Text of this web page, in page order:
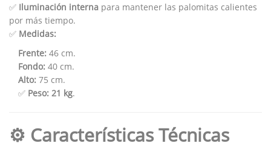
✅ Iluminación interna para mantener las palomitas calientes
por más tiempo.
✅ Medidas:
Frente: 46 cm.
Fondo: 40 cm.
Alto: 75 cm.
✅ Peso: 21 kg.
⚙ Características Técnicas